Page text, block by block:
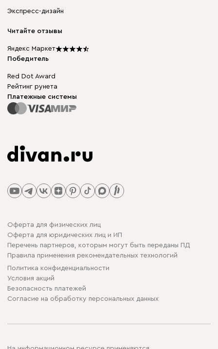
диван.клуб
Карьера
Подарочные сертификаты
Мы в прессе
Бескаркасная мебель
Столы и стулья
Экспресс-дизайн
Читайте отзывы
Яндекс Маркет
Победитель
Red Dot Award
Рейтинг рунета
Платежные системы
Оферта для физических лиц
Оферта для юридических лиц и ИП
Перечень партнеров, которым могут быть переданы ПД
Правила применения рекомендательных технологий
Политика конфиденциальности
Условия акций
Безопасность платежей
Cогласие на обработку персональных данных